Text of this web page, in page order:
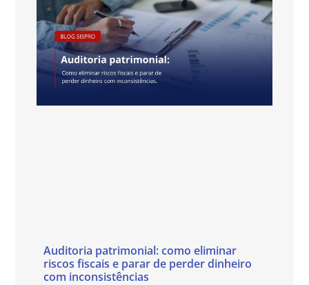
Auditoria patrimonial: como eliminar
riscos fiscais e parar de perder dinheiro
com inconsistências